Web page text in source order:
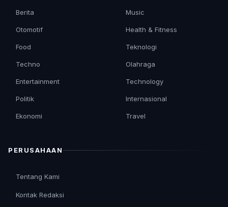
Berita
Otomotif
Music
Health & Fitness
Food
Techno
Entertainment
Politik
Ekonomi
Teknologi
Olahraga
Technology
Internasional
Travel
PERUSAHAAN
Tentang Kami
Kontak Redaksi